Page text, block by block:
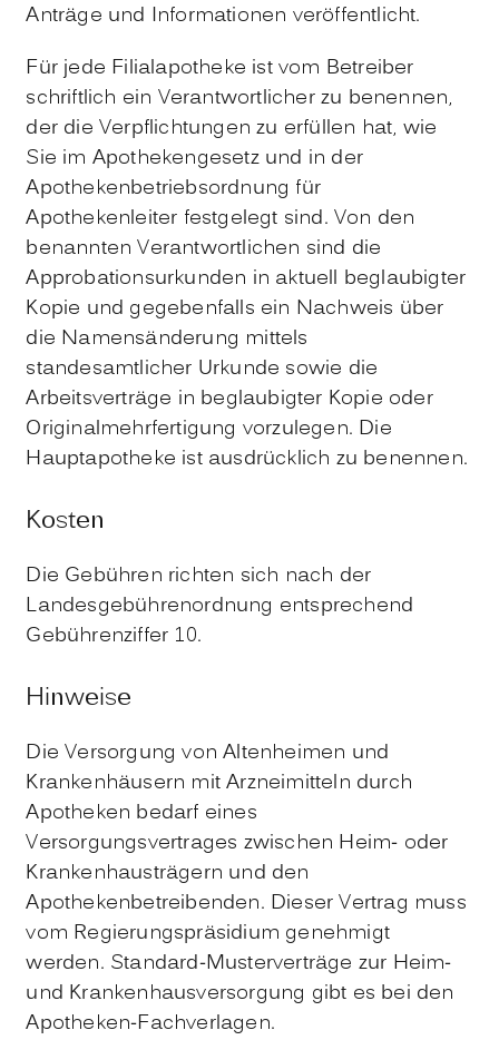
Anträge und Informationen veröffentlicht.
Für jede Filialapotheke ist vom Betreiber
schriftlich ein Verantwortlicher zu benennen,
der die Verpflichtungen zu erfüllen hat, wie
Sie im Apothekengesetz und in der
Apothekenbetriebsordnung für
Apothekenleiter festgelegt sind. Von den
benannten Verantwortlichen sind die
Approbationsurkunden in aktuell beglaubigter
Kopie und gegebenfalls ein Nachweis über
die Namensänderung mittels
standesamtlicher Urkunde sowie die
Arbeitsverträge in beglaubigter Kopie oder
Originalmehrfertigung vorzulegen. Die
Hauptapotheke ist ausdrücklich zu benennen.
Kosten
Die Gebühren richten sich nach der
Landesgebührenordnung entsprechend
Gebührenziffer 10.
Hinweise
Die Versorgung von Altenheimen und
Krankenhäusern mit Arzneimitteln durch
Apotheken bedarf eines
Versorgungsvertrages zwischen Heim- oder
Krankenhausträgern und den
Apothekenbetreibenden. Dieser Vertrag muss
vom Regierungspräsidium genehmigt
werden. Standard-Musterverträge zur Heim-
und Krankenhausversorgung gibt es bei den
Apotheken-Fachverlagen.